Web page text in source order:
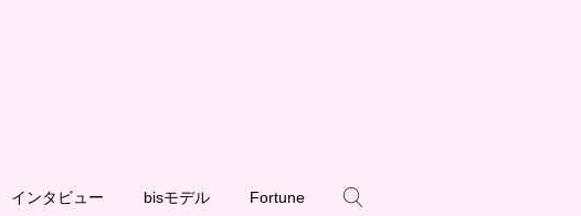
インタビュー bisモデル Fortune